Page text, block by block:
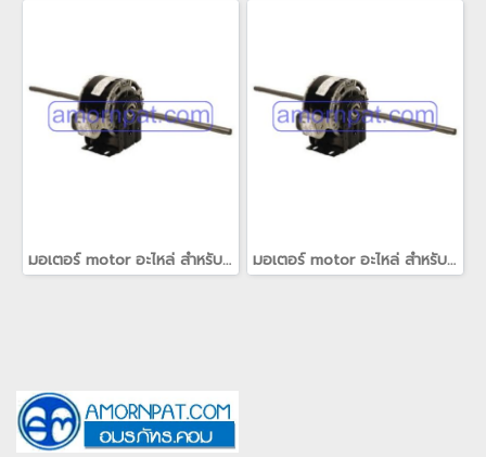
มอเตอร์ motor อะไหล่ สำหรับ เครื่องปรับอากาศ แคเรียร์ Carrier(copy)(copy)(copy)(copy) มอเตอร์ motor อะไหล่ สำหรับ เครื่องปรับอากาศ แคเรียร์ Carrier(copy)(copy)(copy)(copy)(copy)